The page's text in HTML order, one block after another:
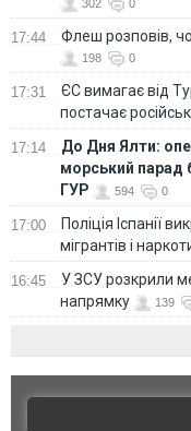
302 0
17:44 Флеш розповів,
198 0
17:31
ЄС вимагає від
постачає
17:14
До Дня Ялти:
морський парад
ГУР
594 0
17:00
Поліція Іспанії
мігрантів і
16:45
У ЗСУ розкрили
напрямку
139